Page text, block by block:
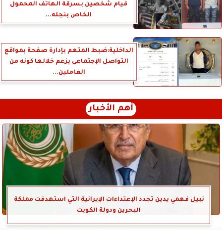
قيام شخصين بسرقة الهاتف المحمول
الخاص بنجله...
الداخلية:ضبط المتهم بإدارة صفحة بمواقع
التواصل الإجتماعى يزعم خلالها كونه من
العاملين...
أهم الأخبار
نبيل فهمي يدين تجدد الإعتداءات الإيرانية التي استهدفت مملكة
البحرين ودولة الكويت